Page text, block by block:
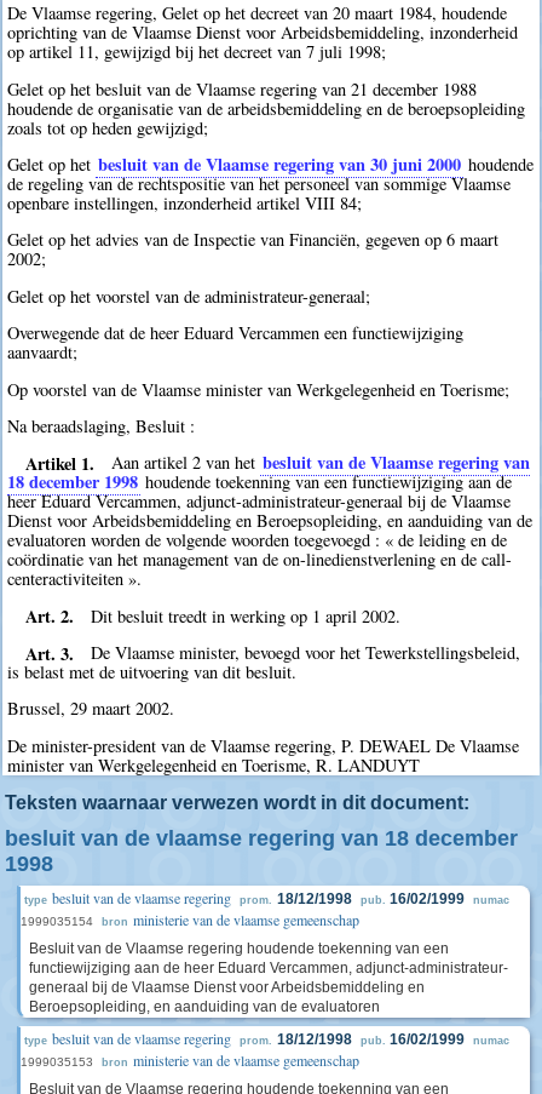
De Vlaamse regering, Gelet op het decreet van 20 maart 1984, houdende
oprichting van de Vlaamse Dienst voor Arbeidsbemiddeling, inzonderheid
op artikel 11, gewijzigd bij het decreet van 7 juli 1998;
Gelet op het besluit van de Vlaamse regering van 21 december 1988
houdende de organisatie van de arbeidsbemiddeling en de beroepsopleiding
zoals tot op heden gewijzigd;
Gelet op het besluit van de Vlaamse regering van 30 juni 2000 houdende
de regeling van de rechtspositie van het personeel van sommige Vlaamse
openbare instellingen, inzonderheid artikel VIII 84;
Gelet op het advies van de Inspectie van Financiën, gegeven op 6 maart
2002;
Gelet op het voorstel van de administrateur-generaal;
Overwegende dat de heer Eduard Vercammen een functiewijziging
aanvaardt;
Op voorstel van de Vlaamse minister van Werkgelegenheid en Toerisme;
Na beraadslaging, Besluit :
Artikel 1. Aan artikel 2 van het besluit van de Vlaamse regering van
18 december 1998 houdende toekenning van een functiewijziging aan de
heer Eduard Vercammen, adjunct-administrateur-generaal bij de Vlaamse
Dienst voor Arbeidsbemiddeling en Beroepsopleiding, en aanduiding van de
evaluatoren worden de volgende woorden toegevoegd : « de leiding en de
coördinatie van het management van de on-linedienstverlening en de call-
centeractiviteiten ».
Art. 2. Dit besluit treedt in werking op 1 april 2002.
Art. 3.
De Vlaamse minister, bevoegd voor het Tewerkstellingsbeleid,
is belast met de uitvoering van dit besluit.
Brussel, 29 maart 2002.
De minister-president van de Vlaamse regering, P. DEWAEL De Vlaamse
minister van Werkgelegenheid en Toerisme, R. LANDUYT
Teksten waarnaar verwezen wordt in dit document:
besluit van de vlaamse regering van 18 december
1998
type besluit van de vlaamse regering prom. 18/12/1998 pub. 16/02/1999 numac
1999035154 bron ministerie van de vlaamse gemeenschap
Besluit van de Vlaamse regering houdende toekenning van een
functiewijziging aan de heer Eduard Vercammen, adjunct-administrateur-
generaal bij de Vlaamse Dienst voor Arbeidsbemiddeling en
Beroepsopleiding, en aanduiding van de evaluatoren
type besluit van de vlaamse regering prom. 18/12/1998 pub. 16/02/1999 numac
1999035153 bron ministerie van de vlaamse gemeenschap
Besluit van de Vlaamse regering houdende toekenning van een